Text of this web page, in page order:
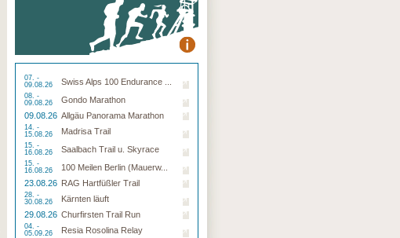
07. -
09.08.26
Swiss Alps 100 Endurance ...
08. -
09.08.26
Gondo Marathon
09.08.26 Allgäu Panorama Marathon
14. -
15.08.26
Madrisa Trail
15. -
16.08.26
Saalbach Trail u. Skyrace
15. -
16.08.26
100 Meilen Berlin (Mauerw...
23.08.26 RAG Hartfüßler Trail
28. -
30.08.26
Kärnten läuft
29.08.26 Churfirsten Trail Run
04. -
05.09.26
Resia Rosolina Relay